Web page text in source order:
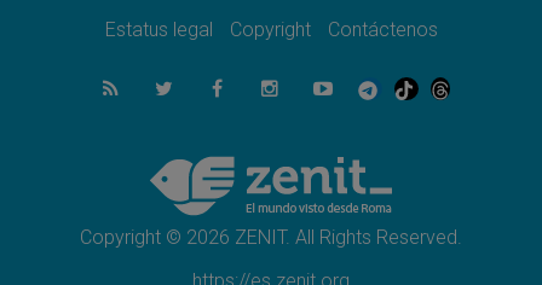
del Buen Consejo de Genazzano
Filipinas: el Vicariato Apostólico de Calapán
se convierte en diócesis
Honduras: Los desplazados invisibles de una
crisis olvidada
Estatus legal
Copyright Contáctenos
Copyright © 2026 ZENIT. All Rights Reserved.
https://es.zenit.org